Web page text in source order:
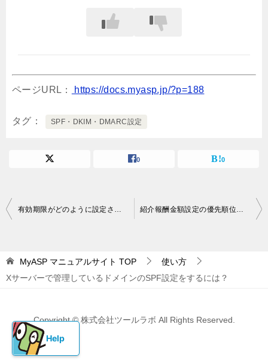
ページURL： https://docs.myasp.jp/?p=188
タグ SPF・DKIM・DMARC設定
0 0
投
ビ
ゲ
シ
ョ
有効期限がどのように設定されるかについて教えてください（お試し期間２週間、支払いサイクル１ヶ月のPayPal決済の場合） 紹介報酬金額設定の優先順位はどうなりますか？
MyASP マニュアルサイト TOP
使い方
Xサーバーで管理しているドメインのSPF設定をするには？
Copyright © 株式会社ツールラボ All Rights Reserved.